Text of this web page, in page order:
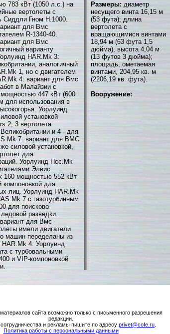
783 кВт (1050 л.с.) на
вертолеты с
Сиддли Гном Н.1000.
для Вмс
R-1340-40.
для Вмс
варианту
HAR.Mk 3:
аналогичный
1, но с двигателем
4: вариант для Вмс
в Малайзии с
447 кВт (600
для использования в
Уорлуинд
установкой
2; 3 вертолета
и 4 - для
7: вариант для ВМС
силовой установкой,
для
Уорлуинд Hсс.Mk
Элвис
160 мощностью 552 кВт
компоновкой для
лиц. Уорлуинд HAR.Mk
7 с газотурбинным
для поисково-
разведки.
для Вмс
имели двигатели
машин переделаны из
HAR.Mk 4. Уорлуинд
с турбовальными
и VIP-компоновкой
Размеры: диаметр
несущего винта 16,15 м
(53 фута); длина
вертолета с
вращающимися винтами
18,94 м (63 фута 1,5
дюйма); высота 4,04 м
(13 футов 3 дюйма);
площадь, ометаемая
винтами, 204,95 кв. м
(2206,19 кв. фута).
Вооружение:
сайта возможно только с письменного разрешения
редакции.
и рекламы пишите по адресу privet@cofe.ru
Политика работы с персональными данными